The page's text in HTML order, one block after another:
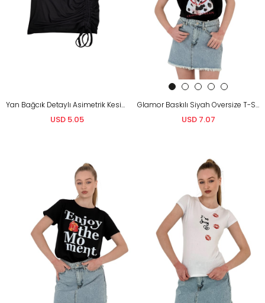
Yan Bağcık Detaylı Asimetrik Kesim Tişört
USD 5.05
Glamor Baskılı Siyah Oversize T-Shirt
USD 7.07